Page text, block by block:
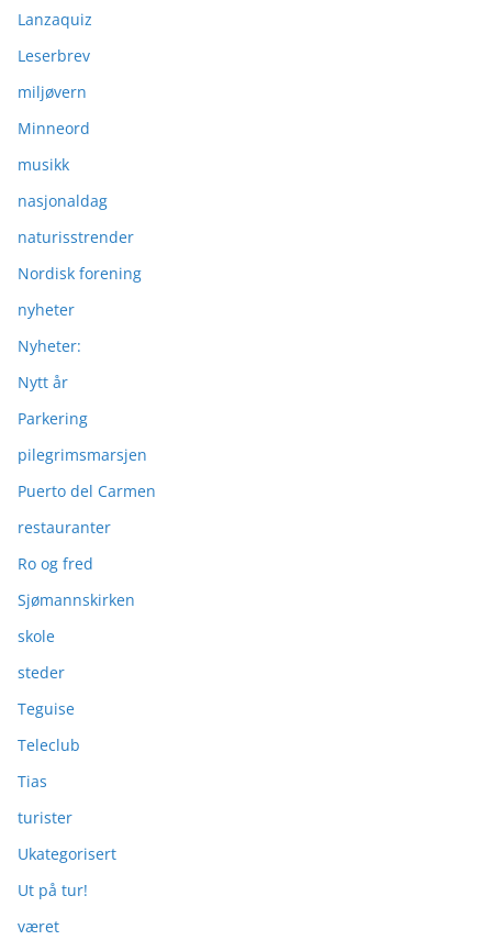
Lanzaquiz
Leserbrev
miljøvern
Minneord
musikk
nasjonaldag
naturisstrender
Nordisk forening
nyheter
Nyheter:
Nytt år
Parkering
pilegrimsmarsjen
Puerto del Carmen
restauranter
Ro og fred
Sjømannskirken
skole
steder
Teguise
Teleclub
Tias
turister
Ukategorisert
Ut på tur!
været